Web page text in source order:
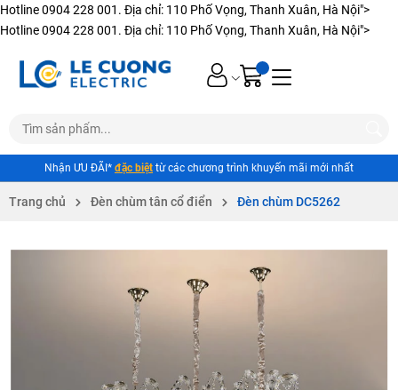
Hotline 0904 228 001. Địa chỉ: 110 Phố Vọng, Thanh Xuân, Hà Nội">
Hotline 0904 228 001. Địa chỉ: 110 Phố Vọng, Thanh Xuân, Hà Nội">
Nhận ƯU ĐÃI* đặc biệt từ các chương trình khuyến mãi mới nhất
Trang chủ Đèn chùm tân cổ điển Đèn chùm DC5262